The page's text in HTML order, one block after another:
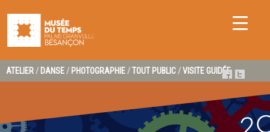
ATELIER / DANSE / PHOTOGRAPHIE /TOUT PUBLIC /VISITE GUIDÉE